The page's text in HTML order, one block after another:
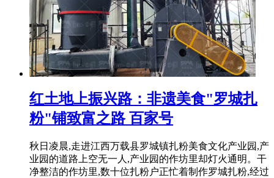
红土地上振兴路：非遗美食"罗城扎
粉"铺致富之路 百家号
秋日凌晨,走进江西万载县罗城镇扎粉美食文化产业园,产
业园的道路上空无一人,产业园的作坊里却灯火通明。干
净整洁的作坊里,数十位扎粉户正忙着制作罗城扎粉,经过